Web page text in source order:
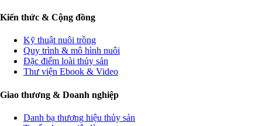
Kiến thức & Cộng đồng
Kỹ thuật nuôi trồng
Quy trình & mô hình nuôi
Đặc điểm loài thủy sản
Thư viện Ebook & Video
Giao thương & Doanh nghiệp
Danh bạ thương hiệu thủy sản